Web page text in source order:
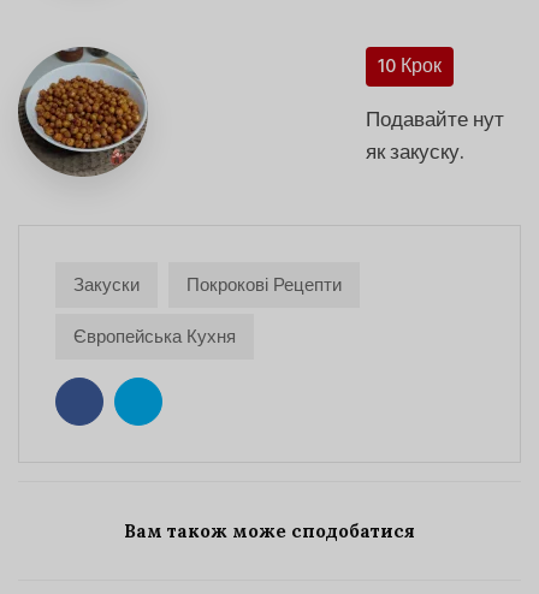
10 Крок
Подавайте нут
як закуску.
Закуски
Покрокові Рецепти
Європейська Кухня
Вам також може сподобатися